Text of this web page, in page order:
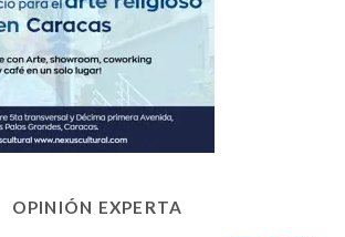
OPINIÓN EXPERTA